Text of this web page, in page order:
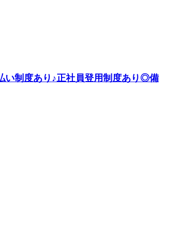
い制度あり♪正社員登用制度あり◎備